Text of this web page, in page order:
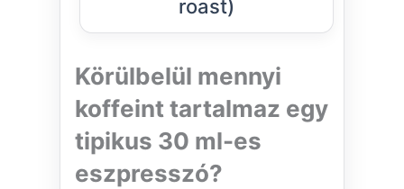
roast)
Körülbelül mennyi
koffeint tartalmaz egy
tipikus 30 ml-es
eszpresszó?